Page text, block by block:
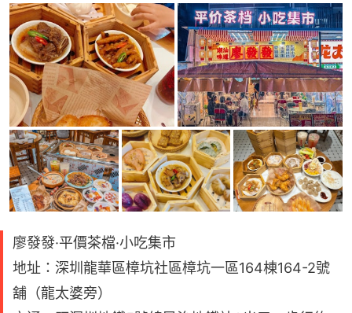
廖發發·平價茶檔·小吃集市
地址：深圳龍華區樟坑社區樟坑一區164棟164-2號
舖（龍太婆旁）